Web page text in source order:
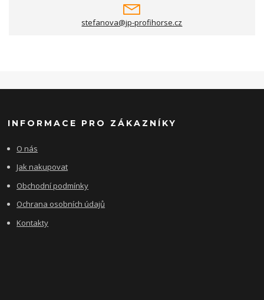
stefanova@jp-profihorse.cz
INFORMACE PRO ZÁKAZNÍKY
O nás
Jak nakupovat
Obchodní podmínky
Ochrana osobních údajů
Kontakty